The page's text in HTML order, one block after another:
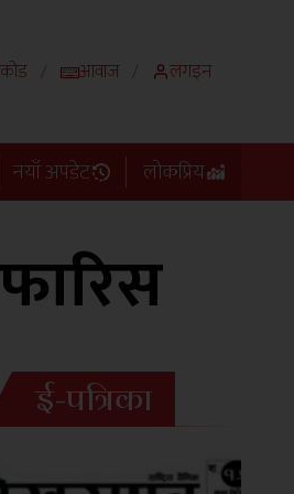
/ आवाज / लगइन
नयाँ अपडेट लोकप्रिय
ई-पत्रिका